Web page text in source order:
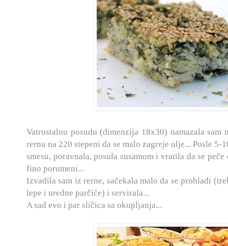
Vatrostalnu posudu (dimenzija 18x30) namazala
rernu na 220 stepeni da se malo zagreje ulje... Posle 5-
smesu, poravnala, posula susamom i vratila da se
fino porumeni...
Izvadila sam iz rerne, sačekala malo da se prohladi
lepe i uredne parčiće) i servirala...
A sad evo i par sličica sa okupljanja...